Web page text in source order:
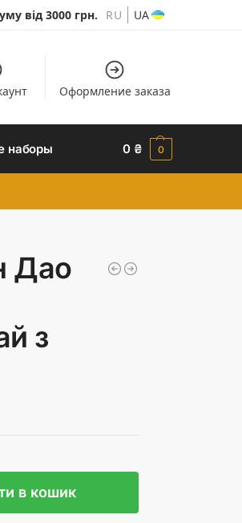
від 3000 грн. RU UA
Оформление заказа
наборы 0 ₴ 0
Дао
з
в кошик